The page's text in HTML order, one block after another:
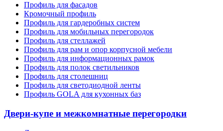
Профиль для фасадов
Кромочный профиль
Профиль для гардеробных систем
Профиль для мобильных перегородок
Профиль для стеллажей
Профиль для рам и опор корпусной мебели
Профиль для информационных рамок
Профиль для полок светильников
Профиль для столешниц
Профиль для светодиодной ленты
Профиль GOLA для кухонных баз
Двери-купе и межкомнатные перегородки